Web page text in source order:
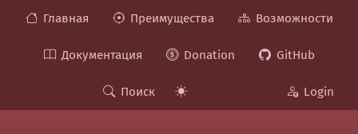
Главная Преимущества Возможности
Документация Donation GitHub
Поиск Login